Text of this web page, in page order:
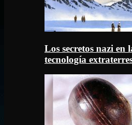
Los secretos nazi
tecnología